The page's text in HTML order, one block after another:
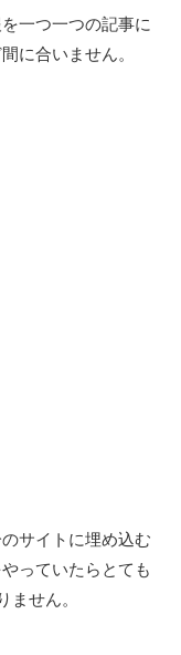
一つ一つの記事に
に合いません。
サイトに埋め込む
っていたらとても
ません。